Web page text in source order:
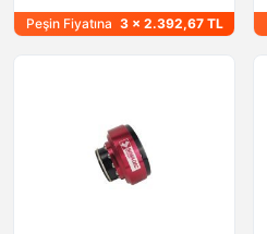
Peşin Fiyatına 3 x 2.392,67 TL